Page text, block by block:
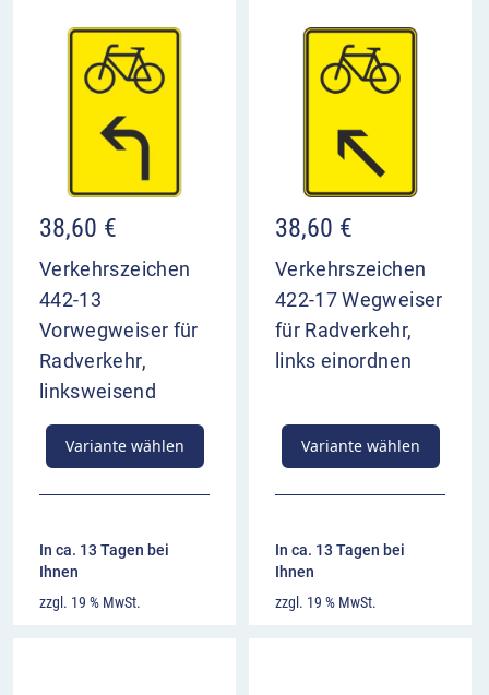
38,60 €
Verkehrszeichen
442-13
Vorwegweiser für
Radverkehr,
linksweisend
Variante wählen
In ca. 13 Tagen bei
Ihnen
zzgl. 19 % MwSt.
38,60 €
Verkehrszeichen
422-17 Wegweiser
für Radverkehr,
links einordnen
Variante wählen
In ca. 13 Tagen bei
Ihnen
zzgl. 19 % MwSt.